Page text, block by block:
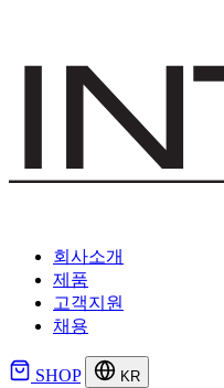
회사소개
제품
고객지원
채용
SHOP KR